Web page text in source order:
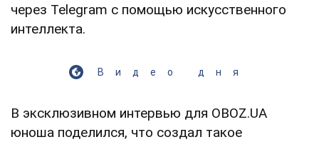
через Telegram с помощью искусственного
интеллекта.
Видео дня
В эксклюзивном интервью для OBOZ.UA
юноша поделился, что создал такое